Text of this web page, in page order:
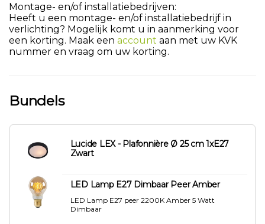
Montage- en/of installatiebedrijven:
Heeft u een montage- en/of installatiebedrijf in
verlichting? Mogelijk komt u in aanmerking voor
een korting. Maak een account aan met uw KVK
nummer en vraag om uw korting.
Bundels
Lucide LEX - Plafonnière Ø 25 cm 1xE27
Zwart
LED Lamp E27 Dimbaar Peer Amber
LED Lamp E27 peer 2200K Amber 5 Watt
Dimbaar